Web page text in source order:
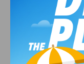
DFCO :
L’ARTISAN DE